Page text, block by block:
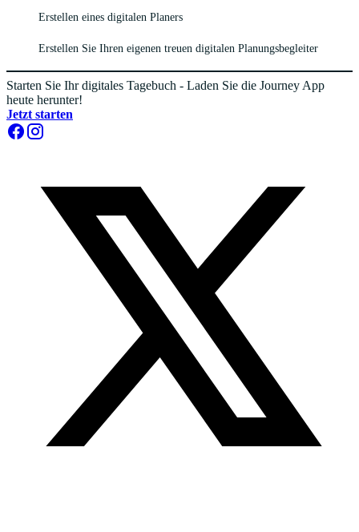
Erstellen eines digitalen Planers
Erstellen Sie Ihren eigenen treuen digitalen Planungsbegleiter
Starten Sie Ihr digitales Tagebuch - Laden Sie die Journey App
heute herunter!
Jetzt starten